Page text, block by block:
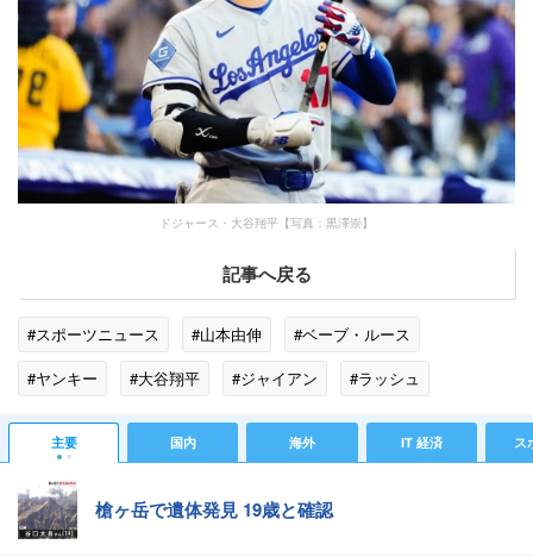
ドジャース・大谷翔平【写真：黒澤崇】
記事へ戻る
#スポーツニュース #山本由伸
#ベーブ・ルース
#ヤンキー
#大谷翔平 #ジャイアン
#ラッシュ
#ドジャース
#シスコ #レッドソックス
#ヤンキース
#オラクル
主要 国内 海外 IT 経済 ス
槍ヶ岳で遺体発見 19歳と確認